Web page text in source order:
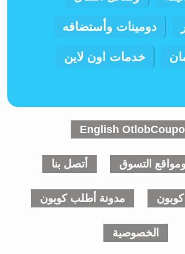
دومينات وأستضافه
خدمات اون لاين
English
ومواقع التسوق أتصل بنا
مدونة أطلب كوبون
الخصوصية